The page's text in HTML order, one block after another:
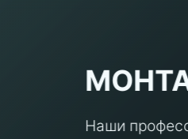
МОНТАЖ
Наши